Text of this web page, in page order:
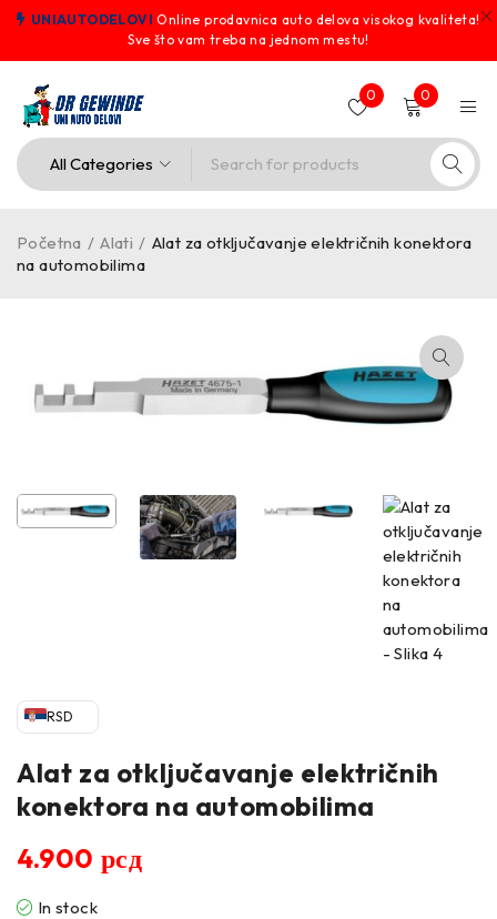
UNIAUTODELOVI Online prodavnica auto delova visokog kvaliteta!
Sve što vam treba na jednom mestu!
0 0
Početna / Alati / Alat za otključavanje električnih konektora
na automobilima
RSD
Alat za otključavanje električnih
konektora na automobilima
4.900 рсд
In stock